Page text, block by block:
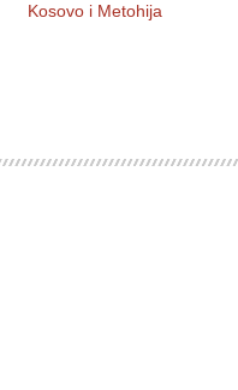
Kosovo i Metohija